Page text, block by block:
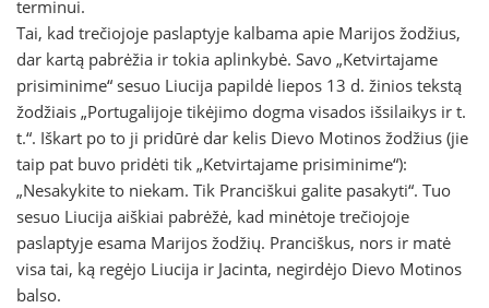
terminui.
Tai, kad trečiojoje paslaptyje kalbama apie Marijos žodžius,
dar kartą pabrėžia ir tokia aplinkybė. Savo „Ketvirtajame
prisiminime“ sesuo Liucija papildė liepos 13 d. žinios tekstą
žodžiais „Portugalijoje tikėjimo dogma visados išsilaikys ir t.
t.“. Iškart po to ji pridūrė dar kelis Dievo Motinos žodžius (jie
taip pat buvo pridėti tik „Ketvirtajame prisiminime“):
„Nesakykite to niekam. Tik Pranciškui galite pasakyti“. Tuo
sesuo Liucija aiškiai pabrėžė, kad minėtoje trečiojoje
paslaptyje esama Marijos žodžių. Pranciškus, nors ir matė
visa tai, ką regėjo Liucija ir Jacinta, negirdėjo Dievo Motinos
balso.